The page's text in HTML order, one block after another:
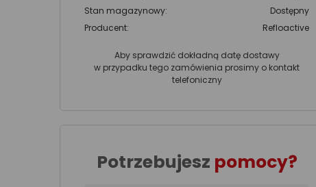
Stan magazynowy:
Dostępny
Producent:
Refloactive
Aby sprawdzić dokładną datę dostawy
w przypadku tego zamówienia prosimy o kontakt
telefoniczny
Potrzebujesz pomocy?